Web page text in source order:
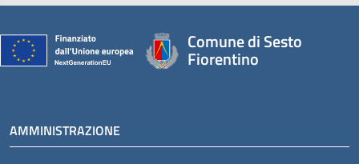
Comune di Sesto
Fiorentino
AMMINISTRAZIONE